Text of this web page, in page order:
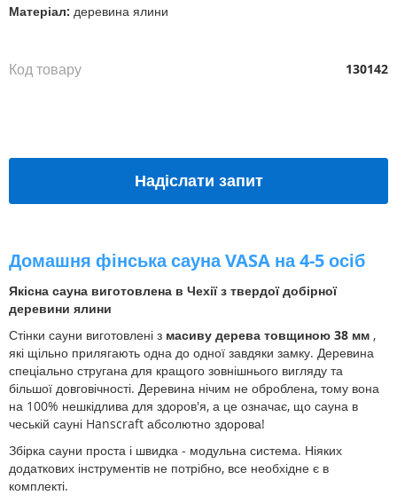
Матеріал: деревина ялини
Код товару 130142
Надіслати запит
Домашня фінська сауна VASA на 4-5 осіб
Якісна сауна виготовлена ​​в Чехії з твердої добірної
деревини ялини
Стінки сауни виготовлені з масиву дерева товщиною 38 мм ,
які щільно прилягають одна до одної завдяки замку. Деревина
спеціально стругана для кращого зовнішнього вигляду та
більшої довговічності. Деревина нічим не оброблена, тому вона
на 100% нешкідлива для здоров'я, а це означає, що сауна в
чеській сауні Hanscraft абсолютно здорова!
Збірка сауни проста і швидка - модульна система. Ніяких
додаткових інструментів не потрібно, все необхідне є в
комплекті.